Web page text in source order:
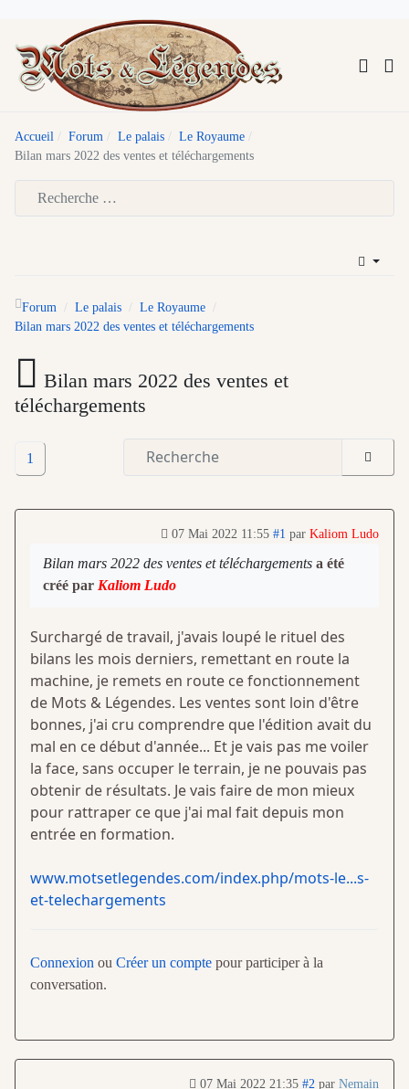
Accueil Forum Le palais
Le Royaume
Bilan mars 2022 des ventes et téléchargements
Forum Le palais
Le Royaume
Bilan mars 2022 des ventes et téléchargements
Bilan mars 2022 des ventes et
téléchargements
1
07 Mai 2022 11:55 #1 par Kaliom Ludo
Bilan mars 2022 des ventes et téléchargements a été
créé par Kaliom Ludo
Surchargé de travail, j'avais loupé le rituel des
bilans les mois derniers, remettant en route la
machine, je remets en route ce fonctionnement
de Mots & Légendes. Les ventes sont loin d'être
bonnes, j'ai cru comprendre que l'édition avait du
mal en ce début d'année... Et je vais pas me voiler
la face, sans occuper le terrain, je ne pouvais pas
obtenir de résultats. Je vais faire de mon mieux
pour rattraper ce que j'ai mal fait depuis mon
entrée en formation.
www.motsetlegendes.com/index.php/mots-le...s-
et-telechargements
Connexion ou Créer un compte pour participer à la
conversation.
07 Mai 2022 21:35 #2 par Nemain